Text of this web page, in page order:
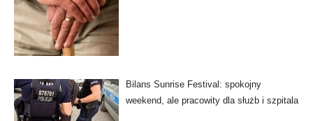
Bilans Sunrise Festival: spokojny
weekend, ale pracowity dla służb i szpitala